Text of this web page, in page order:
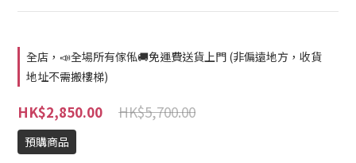
全店，📣全場所有傢俬🚚免運費送貨上門 (非偏遠地方，收貨
地址不需搬樓梯)
HK$5,700.00
HK$2,850.00
預購商品